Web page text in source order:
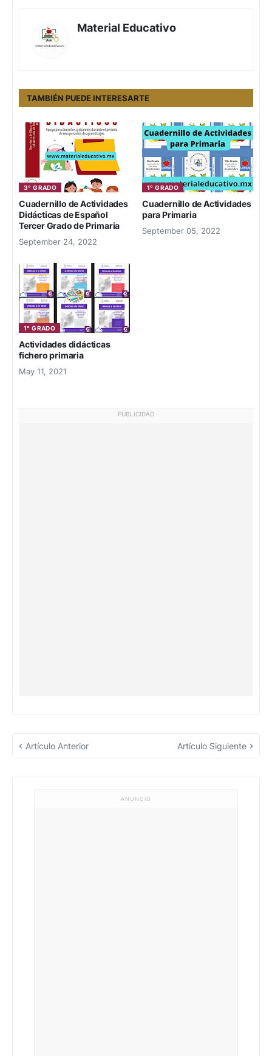
Material Educativo
TAMBIÉN PUEDE INTERESARTE
3° GRADO
Cuadernillo de Actividades
Didácticas de Español
Tercer Grado de Primaria
September 24, 2022
1° GRADO
Cuadernillo de Actividades
para Primaria
September 05, 2022
1° GRADO
Actividades didácticas
fichero primaria
May 11, 2021
PUBLICIDAD
Artículo Anterior Artículo Siguiente
ANUNCIO